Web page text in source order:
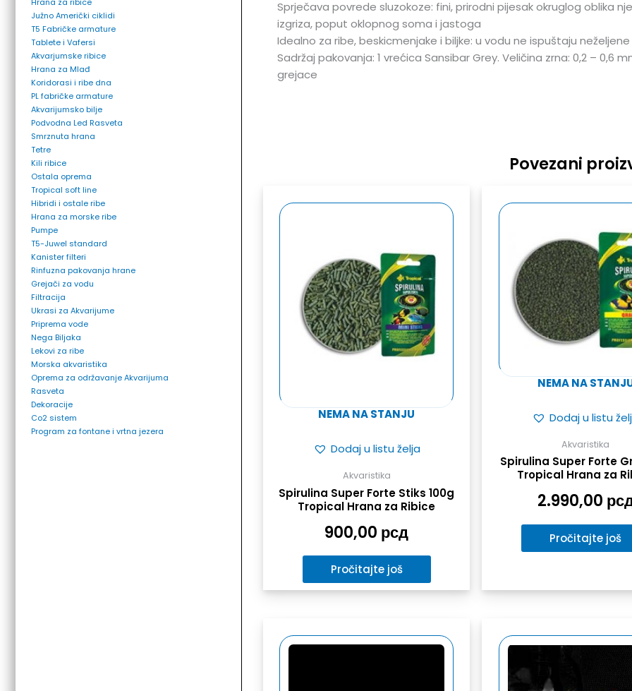
Južno Američki ciklidi
T5 Fabričke armature
Tablete i Vafersi
Akvarjumske ribice
Hrana za Mlađ
Koridorasi i ribe dna
PL fabričke armature
Akvarijumsko bilje
Podvodna Led Rasveta
Smrznuta hrana
Tetre
Kili ribice
Ostala oprema
Tropical soft line
Hibridi i ostale ribe
Hrana za morske ribe
Pumpe
T5-Juwel standard
Kanister filteri
Rinfuzna pakovanja hrane
Grejači za vodu
Filtracija
Ukrasi za Akvarijume
Priprema vode
Nega Biljaka
Lekovi za ribe
Morska akvaristika
Oprema za održavanje Akvarijuma
Rasveta
Dekoracije
Co2 sistem
Program za fontane i vrtna jezera
Sprječava povrede sluzokoze: fini, prirodni pijesak okruglog oblika
izgriza, poput oklopnog soma i jastoga
Idealno za ribe, beskicmenjake i biljke: u vodu ne ispuštaju
Sadržaj pakovanja: 1 vrećica Sansibar Grey. Veličina zrna: 0,2 – 0,6
grejace
Povezani
NEMA NA STANJU
Dodaj u listu želja
Akvaristika
Spirulina Super Forte Stiks 100g
Tropical Hrana za Ribice
900,00 рсд
Pročitajte još
NEMA NA
Dodaj u listu
Akvaristika
Spirulina Super Forte
Tropical Hrana za
2.990,00
Pročitajte još